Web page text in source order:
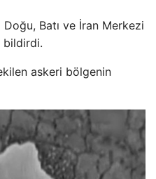
Batı ve İran Merkezi
bildirdi.
askeri bölgenin